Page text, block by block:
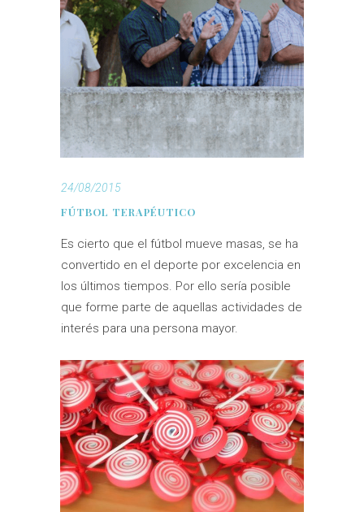
24/08/2015
FÚTBOL TERAPÉUTICO
Es cierto que el fútbol mueve masas, se ha
convertido en el deporte por excelencia en
los últimos tiempos. Por ello sería posible
que forme parte de aquellas actividades de
interés para una persona mayor.